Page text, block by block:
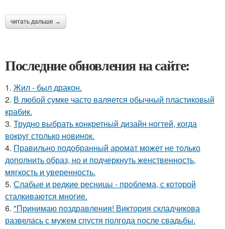
читать дальше →
Последние обновления на сайте:
1. Жил - был дракон.
2. В любой сумке часто валяется обычный пластиковый
крабик.
3. Трудно выбрать конкретный дизайн ногтей, когда
вокруг столько новинок.
4. Правильно подобранный аромат может не только
дополнить образ, но и подчеркнуть женственность,
мягкость и уверенность.
5. Слабые и редкие ресницы - проблема, с которой
сталкиваются многие.
6. "Принимаю поздравления! Виктория складчикова
развелась с мужем спустя полгода после свадьбы.